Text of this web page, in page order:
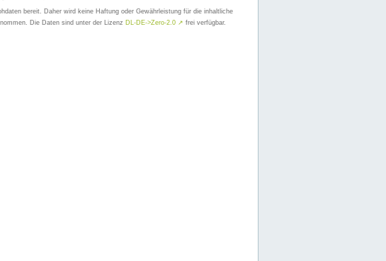
bereit. Daher wird keine Haftung oder Gewährleistung für die inhaltliche
Die Daten sind unter der Lizenz DL-DE->Zero-2.0 ↗ frei verfügbar.